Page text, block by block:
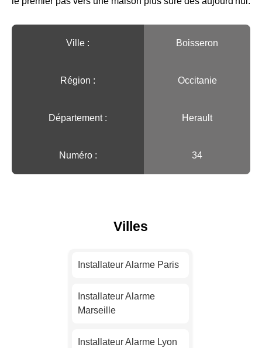
Ville :️ Boisseron
Région :️ Occitanie
Département : Herault
Numéro : 34
Villes
Installateur Alarme Paris
Installateur Alarme
Marseille
Installateur Alarme Lyon